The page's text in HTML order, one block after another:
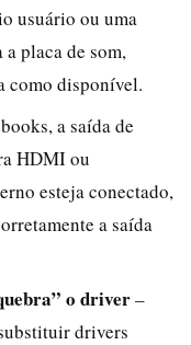
usuário ou uma
placa de som,
como disponível.
a saída de
HDMI ou
esteja conectado,
a saída
o driver–
drivers